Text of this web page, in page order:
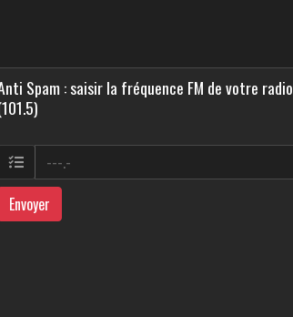
Spam : saisir la fréquence FM de votre radio
Envoyer